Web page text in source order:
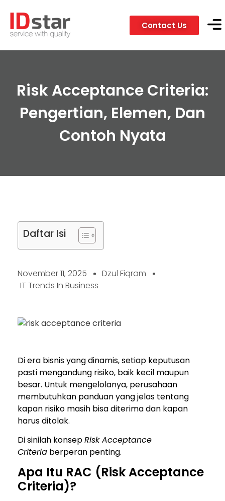
Contact Us
Risk Acceptance Criteria:
Pengertian, Elemen, Dan
Contoh Nyata
Daftar Isi
November 11, 2025
Dzul Fiqram
IT Trends In Business
Di era bisnis yang dinamis, setiap keputusan
pasti mengandung risiko, baik kecil maupun
besar. Untuk mengelolanya, perusahaan
membutuhkan panduan yang jelas tentang
kapan risiko masih bisa diterima dan kapan
harus ditolak.
Di sinilah konsepRisk Acceptance
Criteria berperan penting.
Apa Itu RAC (Risk Acceptance
Criteria)?